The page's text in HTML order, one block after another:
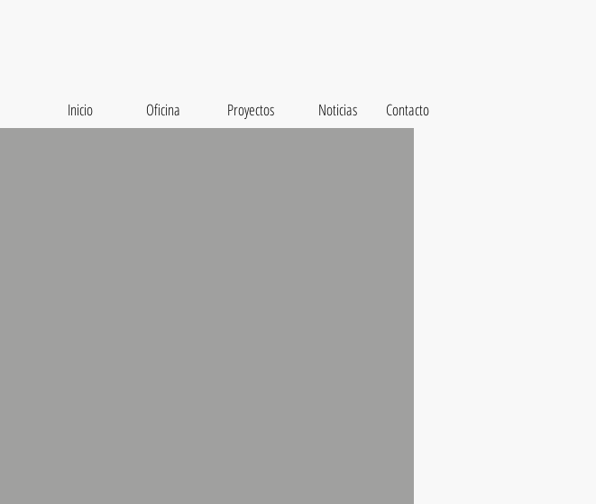
Inicio Oficina Proyectos Noticias Contacto